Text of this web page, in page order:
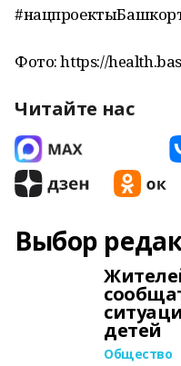
Фото: https://
Читайте нас
Выбор
детей
Общество